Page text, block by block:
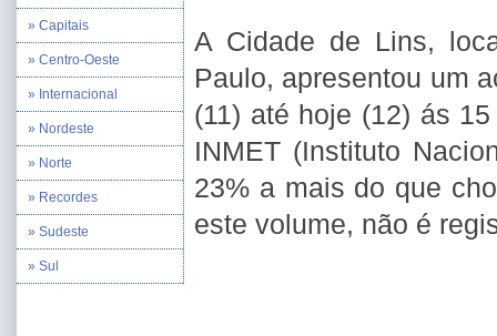
» Capitais
» Centro-Oeste
» Internacional
» Nordeste
» Norte
» Recordes
» Sudeste
» Sul
A Cidade de Lins,
Paulo, apresentou um
(11) até hoje (12) ás
INMET (Instituto
23% a mais do que
este volume, não é